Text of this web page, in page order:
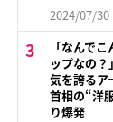
2024/07/30
「なんで
ップなの
気を誇る
首相の“洋
り爆発